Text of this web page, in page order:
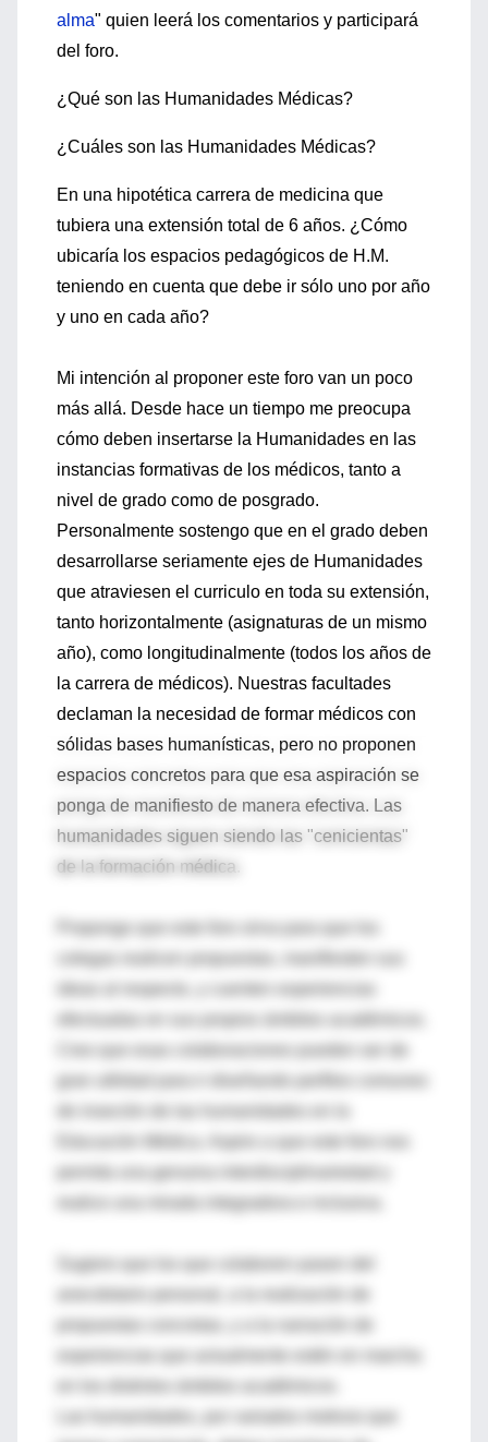
alma" quien leerá los comentarios y participará
del foro.
¿Qué son las Humanidades Médicas?
¿Cuáles son las Humanidades Médicas?
En una hipotética carrera de medicina que
tubiera una extensión total de 6 años. ¿Cómo
ubicaría los espacios pedagógicos de H.M.
teniendo en cuenta que debe ir sólo uno por año
y uno en cada año?
Mi intención al proponer este foro van un poco
más allá. Desde hace un tiempo me preocupa
cómo deben insertarse la Humanidades en las
instancias formativas de los médicos, tanto a
nivel de grado como de posgrado.
Personalmente sostengo que en el grado deben
desarrollarse seriamente ejes de Humanidades
que atraviesen el curriculo en toda su extensión,
tanto horizontalmente (asignaturas de un mismo
año), como longitudinalmente (todos los años de
la carrera de médicos). Nuestras facultades
declaman la necesidad de formar médicos con
sólidas bases humanísticas, pero no proponen
espacios concretos para que esa aspiración se
ponga de manifiesto de manera efectiva. Las
humanidades siguen siendo las "cenicientas"
de la formación médica.
Propongo que este foro sirva para que los
colegas realicen propuestas, manifiesten sus
permita una genuina interdisciplinariedad y
realice una mirada integradora e inclusiva.
Sugiero que los que colaboren pasen del